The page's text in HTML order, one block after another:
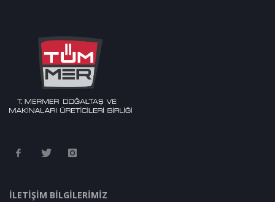
İLETİŞİM BİLGİLERİMİZ